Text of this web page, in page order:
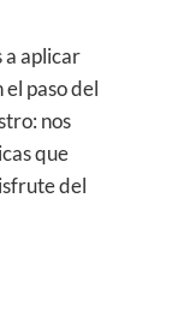
a aplicar
el paso del
nos
que
del